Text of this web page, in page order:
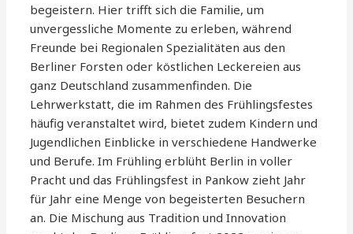
begeistern. Hier trifft sich die Familie, um
unvergessliche Momente zu erleben, während
Freunde bei Regionalen Spezialitäten aus den
Berliner Forsten oder köstlichen Leckereien aus
ganz Deutschland zusammenfinden. Die
Lehrwerkstatt, die im Rahmen des Frühlingsfestes
häufig veranstaltet wird, bietet zudem Kindern und
Jugendlichen Einblicke in verschiedene Handwerke
und Berufe. Im Frühling erblüht Berlin in voller
Pracht und das Frühlingsfest in Pankow zieht Jahr
für Jahr eine Menge von begeisterten Besuchern
an. Die Mischung aus Tradition und Innovation